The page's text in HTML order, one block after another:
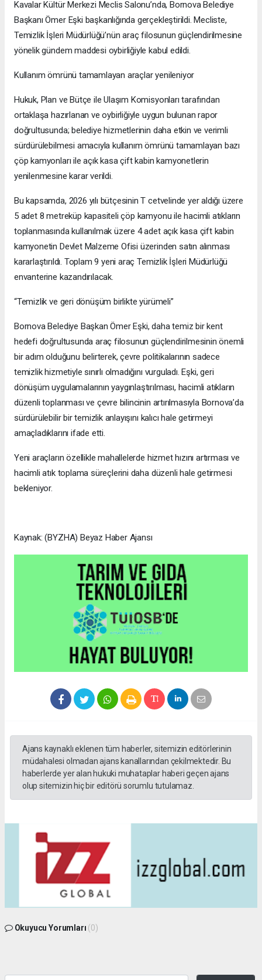
Kavalar Kültür Merkezi Meclis Salonu’nda, Bornova Belediye
Başkanı Ömer Eşki başkanlığında gerçekleştirildi. Mecliste,
Temizlik İşleri Müdürlüğü’nün araç filosunun güçlendirilmesine
yönelik gündem maddesi oybirliğiyle kabul edildi.
Kullanım ömrünü tamamlayan araçlar yenileniyor
Hukuk, Plan ve Bütçe ile Ulaşım Komisyonları tarafından
ortaklaşa hazırlanan ve oybirliğiyle uygun bulunan rapor
doğrultusunda; belediye hizmetlerinin daha etkin ve verimli
sürdürülebilmesi amacıyla kullanım ömrünü tamamlayan bazı
çöp kamyonları ile açık kasa çift kabin kamyonetlerin
yenilenmesine karar verildi.
Bu kapsamda, 2026 yılı bütçesinin T cetvelinde yer aldığı üzere
5 adet 8 metreküp kapasiteli çöp kamyonu ile hacimli atıkların
toplanmasında kullanılmak üzere 4 adet açık kasa çift kabin
kamyonetin Devlet Malzeme Ofisi üzerinden satın alınması
kararlaştırıldı. Toplam 9 yeni araç Temizlik İşleri Müdürlüğü
envanterine kazandırılacak.
“Temizlik ve geri dönüşüm birlikte yürümeli”
Bornova Belediye Başkan Ömer Eşki, daha temiz bir kent
hedefi doğrultusunda araç filosunun güçlendirilmesinin önemli
bir adım olduğunu belirterek, çevre politikalarının sadece
temizlik hizmetiyle sınırlı olmadığını vurguladı. Eşki, geri
dönüşüm uygulamalarının yaygınlaştırılması, hacimli atıkların
düzenli toplanması ve çevre bilincinin artırılmasıyla Bornova’da
sürdürülebilir bir temizlik anlayışını kalıcı hale getirmeyi
amaçladıklarını ifade etti.
Yeni araçların özellikle mahallelerde hizmet hızını artırması ve
hacimli atık toplama süreçlerini daha düzenli hale getirmesi
bekleniyor.
Kaynak: (BYZHA) Beyaz Haber Ajansı
Ajans kaynaklı eklenen tüm haberler, sitemizin editörlerinin
müdahalesi olmadan ajans kanallarından çekilmektedir. Bu
haberlerde yer alan hukuki muhataplar haberi geçen ajans
olup sitemizin hiç bir editörü sorumlu tutulamaz.
Okuyucu Yorumları (0)